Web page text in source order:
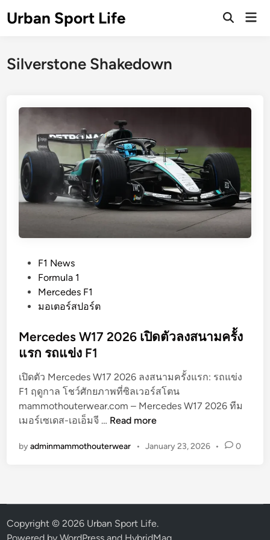
toUrban Sport Life
Open
Silverstone Shakedown
d
i
F1 News
Formula 1
Mercedes F1
มอเตอร์สปอร์ต
Mercedes W17 2026 เปิดตัวลงสนามครั้ง
แรก รถแข่ง F1
เปิดตัว Mercedes W17 2026 ลงสนามครั้งแรก: รถแข่ง
F1 ฤดูกาล โชว์ศักยภาพที่ซิลเวอร์สโตน
mammothouterwear.com – Mercedes W17 2026 ทีม
เมอร์เซเดส-เอเอ็มจี … M
r
e
s
W
Read more
byadminmammothouterwear • January 23, 2026 • 0
Copyright © 2026 Urban Sport Life.